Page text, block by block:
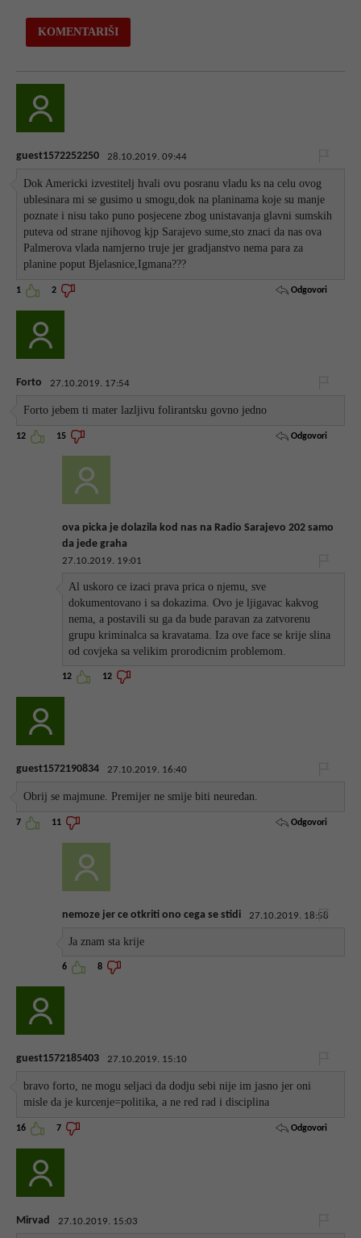
guest1572252250 28.10.2019. 09:44
Dok Americki izvestitelj hvali ovu posranu vladu ks na celu ovog
ublesinara mi se gusimo u smogu,dok na planinama koje su manje
poznate i nisu tako puno posjecene zbog unistavanja glavni sumskih
puteva od strane njihovog kjp Sarajevo sume,sto znaci da nas ova
Palmerova vlada namjerno truje jer gradjanstvo nema para za
planine poput Bjelasnice,Igmana???
1 2 Odgovori
Forto 27.10.2019. 17:54
Forto jebem ti mater lazljivu folirantsku govno jedno
12 15 Odgovori
ova picka je dolazila kod nas na Radio Sarajevo 202 samo
da jede graha
27.10.2019. 19:01
Al uskoro ce izaci prava prica o njemu, sve
dokumentovano i sa dokazima. Ovo je ljigavac kakvog
nema, a postavili su ga da bude paravan za zatvorenu
grupu kriminalca sa kravatama. Iza ove face se krije slina
od covjeka sa velikim prorodicnim problemom.
12 12
guest1572190834 27.10.2019. 16:40
Obrij se majmune. Premijer ne smije biti neuredan.
7 11 Odgovori
nemoze jer ce otkriti ono cega se stidi 27.10.2019. 18:58
Ja znam sta krije
6 8
guest1572185403 27.10.2019. 15:10
bravo forto, ne mogu seljaci da dodju sebi nije im jasno jer oni
misle da je kurcenje=politika, a ne red rad i disciplina
16 7 Odgovori
Mirvad 27.10.2019. 15:03